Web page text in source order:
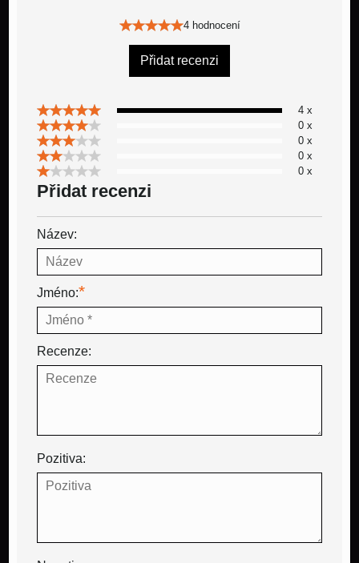
4 hodnocení
Přidat recenzi
4 x
0 x
0 x
0 x
0 x
Přidat recenzi
Název:
Jméno:*
Recenze:
Pozitiva: